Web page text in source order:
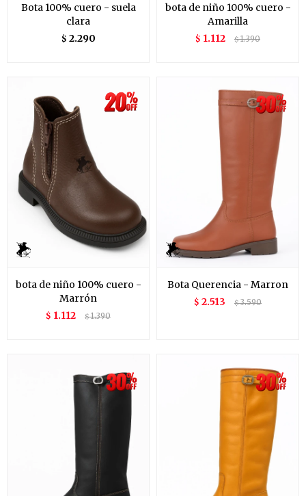
Bota 100% cuero - suela
clara
$ 2.290
bota de niño 100% cuero -
Amarilla
$ 1.112 $1.390
bota de niño 100% cuero -
Marrón
$ 1.112 $1.390
Bota Querencia - Marron
$ 2.513 $3.590